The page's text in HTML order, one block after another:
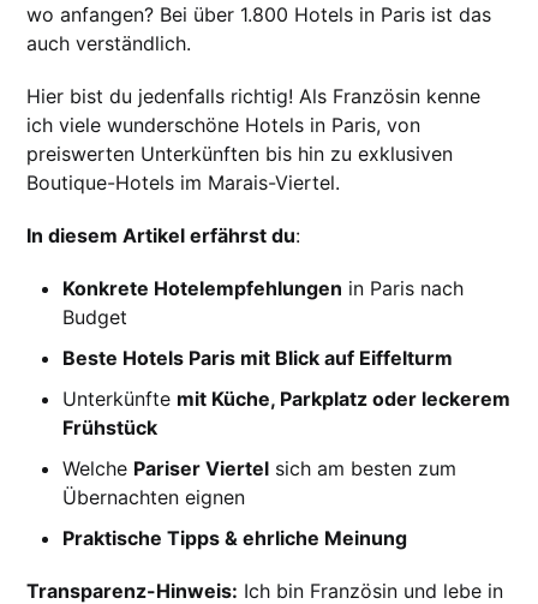
wo anfangen? Bei über 1.800 Hotels in Paris ist das
auch verständlich.
Hier bist du jedenfalls richtig! Als Französin kenne
ich viele wunderschöne Hotels in Paris, von
preiswerten Unterkünften bis hin zu exklusiven
Boutique-Hotels im Marais-Viertel.
In diesem Artikel erfährst du:
Konkrete Hotelempfehlungen in Paris nach
Budget
Beste Hotels Paris mit Blick auf Eiffelturm
Unterkünfte mit Küche, Parkplatz oder leckerem
Frühstück
Welche Pariser Viertel sich am besten zum
Übernachten eignen
Praktische Tipps & ehrliche Meinung
Transparenz-Hinweis: Ich bin Französin und lebe in